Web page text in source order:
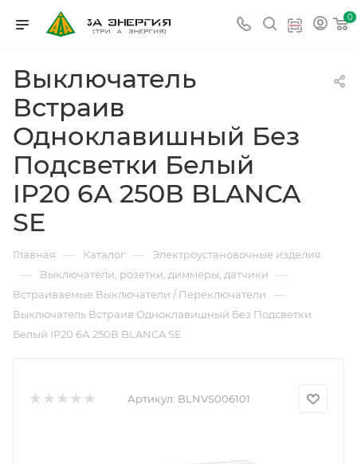
0
Выключатель
Встраив
Одноклавишный Без
Подсветки Белый
IP20 6А 250В BLANCA
SE
Главная — Каталог — Электроустановочные изделия
— Выключатели, розетки, диммеры, датчики —
Встраиваемые Выключатели / Переключатели —
Выключатель Встраив Одноклавишный Без Подсветки
Белый IP20 6А 250В BLANCA SE
Артикул: BLNVS006101